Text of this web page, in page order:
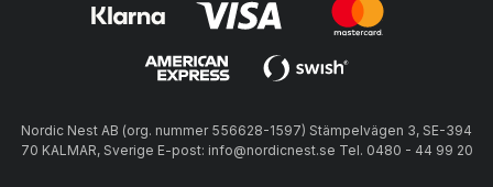
Nordic Nest AB (org. nummer 556628-1597) Stämpelvägen 3, SE-394
70 KALMAR, Sverige E-post: info@nordicnest.se Tel. 0480 - 44 99 20